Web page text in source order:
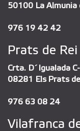
50100 La Almunia
976 19 42 42
Prats de Rei
Crta. D´Igualada
08281 Els Prats
976 63 08 24
Vilafranca